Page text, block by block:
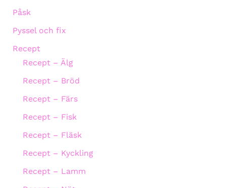
Påsk
Pyssel och fix
Recept
Recept – Älg
Recept – Bröd
Recept – Färs
Recept – Fisk
Recept – Fläsk
Recept – Kyckling
Recept – Lamm